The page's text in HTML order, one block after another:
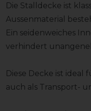
Die Stalldecke ist
Aussenmaterial
Ein seidenweiches
verhindert
Diese Decke ist
auch als Transport-